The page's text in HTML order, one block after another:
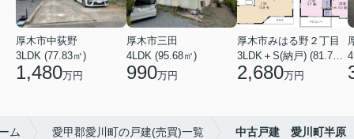
厚木市中荻野
3LDK (77.83㎡)
1,480万円
厚木市三田
4LDK (95.68㎡)
990万円
厚木市みはる野２丁目
2,680万円
ム 愛甲郡愛川町の戸建(売買)一覧 中古戸建 愛川町半原